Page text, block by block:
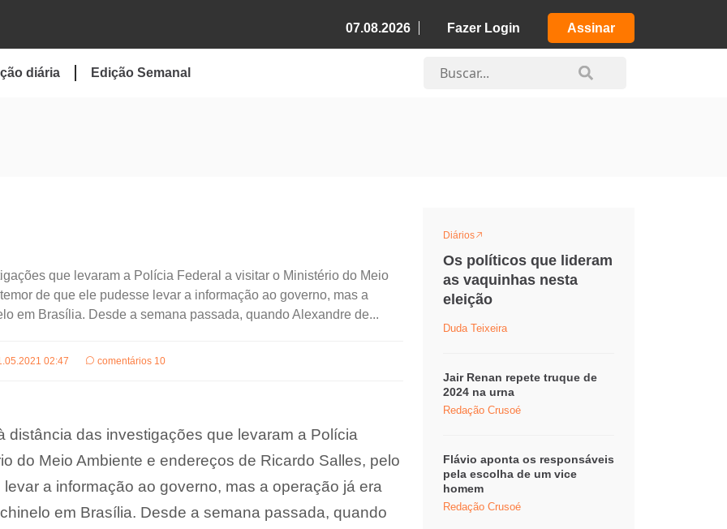
07.08.2026 Fazer Login Assinar
diária Edição Semanal
que levaram a Polícia Federal a visitar o Ministério do Meio
de que ele pudesse levar a informação ao governo, mas a
em Brasília. Desde a semana passada, quando Alexandre de...
02:47 comentários 10
distância das investigações que levaram a Polícia
do Meio Ambiente e endereços de Ricardo Salles, pelo
a informação ao governo, mas a operação já era
em Brasília. Desde a semana passada, quando
Diários
Os políticos que lideram
as vaquinhas nesta
eleição
Duda Teixeira
Jair Renan repete truque de
2024 na urna
Redação Crusoé
Flávio aponta os responsáveis
pela escolha de um vice
homem
Redação Crusoé